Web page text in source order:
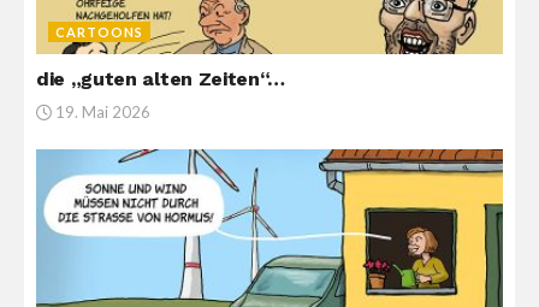
CARTOONS
die „guten alten Zeiten“…
19. Mai 2026